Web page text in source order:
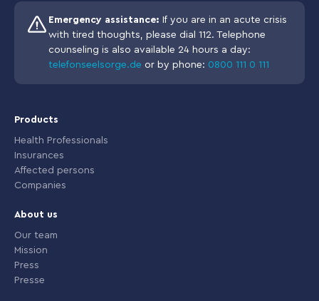
Emergency assistance: If you are in an acute crisis
with tired thoughts, please dial 112. Telephone
counseling is also available 24 hours a day:
telefonseelsorge.de or by phone: 0800 111 0 111
Products
Health Professionals
Insurances
Affected persons
Companies
About us
Our team
Mission
Press
Presse